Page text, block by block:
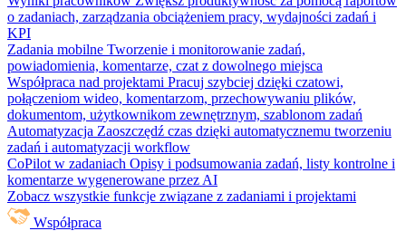
o zadaniach, zarządzania obciążeniem pracy, wydajności zadań i
KPI
Zadania mobilne Tworzenie i monitorowanie zadań,
powiadomienia, komentarze, czat z dowolnego miejsca
Współpraca nad projektami Pracuj szybciej dzięki czatowi,
połączeniom wideo, komentarzom, przechowywaniu plików,
dokumentom, użytkownikom zewnętrznym, szablonom zadań
Automatyzacja Zaoszczędź czas dzięki automatycznemu tworzeniu
zadań i automatyzacji workflow
CoPilot w zadaniach Opisy i podsumowania zadań, listy kontrolne i
komentarze wygenerowane przez AI
Zobacz wszystkie funkcje związane z zadaniami i projektami
Współpraca